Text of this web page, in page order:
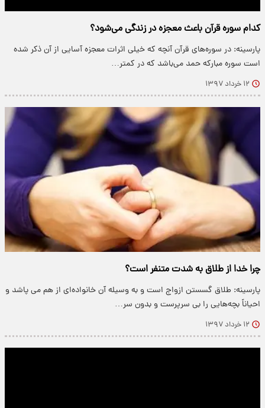
کدام سوره قرآن باعث معجزه در زندگی می‌شود؟
پارسینه: در سوره‌های قرآن آنچه که خیلی اثرات معجزه آسایی از آن ذکر شده
است سوره مبارکه حمد می‌باشد که در کمتر…
۱۲ خرداد ۱۳۹۷
چرا خدا از طلاق به شدت متنفر است؟
پارسینه: طلاق گسستن ازواج است و به وسیله آن خانواده‌ای از هم می پاشد و
احیاناً بچه‌هایی را بی سرپرست و بدون سر…
۱۲ خرداد ۱۳۹۷